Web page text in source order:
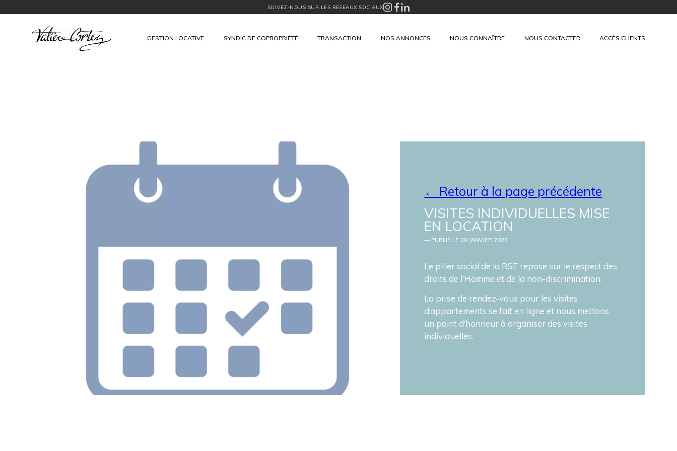
SUIVEZ-NOUS SUR LES RÉSEAUX SOCIAUX
GESTION LOCATIVE SYNDIC DE COPROPRIÉTÉ TRANSACTION NOS ANNONCES NOUS CONNAÎTRE NOUS CONTACTER ACCÈS CLIENTS
← Retour à la page précédente
VISITES INDIVIDUELLES MISE
EN LOCATION
— PUBLIÉ LE 28 JANVIER 2025
Le pilier social de la RSE repose sur le respect des
droits de l’Homme et de la non-discrimination.
La prise de rendez-vous pour les visites
d’appartements se fait en ligne et nous mettons
un point d’honneur à organiser des visites
individuelles.